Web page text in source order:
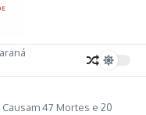
47 Mortes e 20